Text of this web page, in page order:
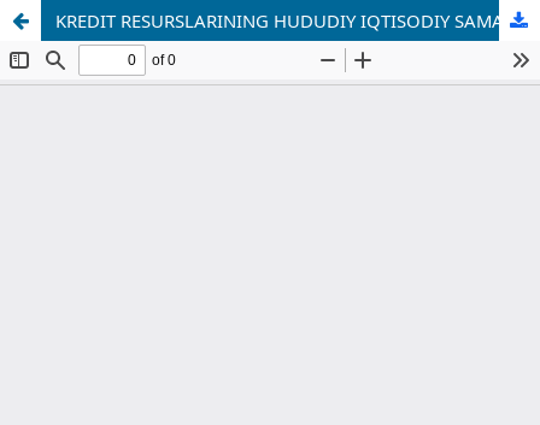
KREDIT RESURSLARINING HUDUDIY IQTISODIY SAMARADORLIGINI OSHIRISHDA MOLIYAVIY SAVODXONLIKNING INSTITUTSIONAL ROLI